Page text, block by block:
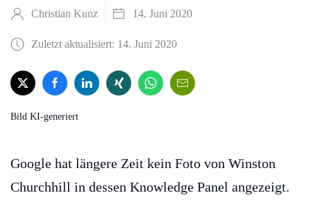
Christian Kunz 14. Juni 2020
Zuletzt aktualisiert: 14. Juni 2020
Bild KI-generiert
Google hat längere Zeit kein Foto von Winston
Churchhill in dessen Knowledge Panel angezeigt.